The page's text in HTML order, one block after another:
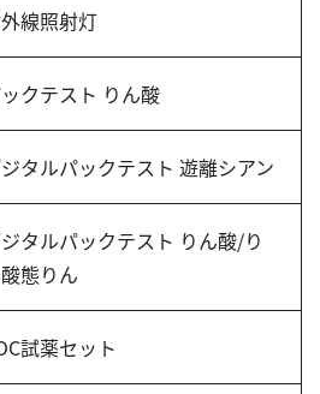
線照射灯
クテスト りん酸
タルパックテスト 遊離シアン
タルパックテスト りん酸/り
態りん
試薬セット